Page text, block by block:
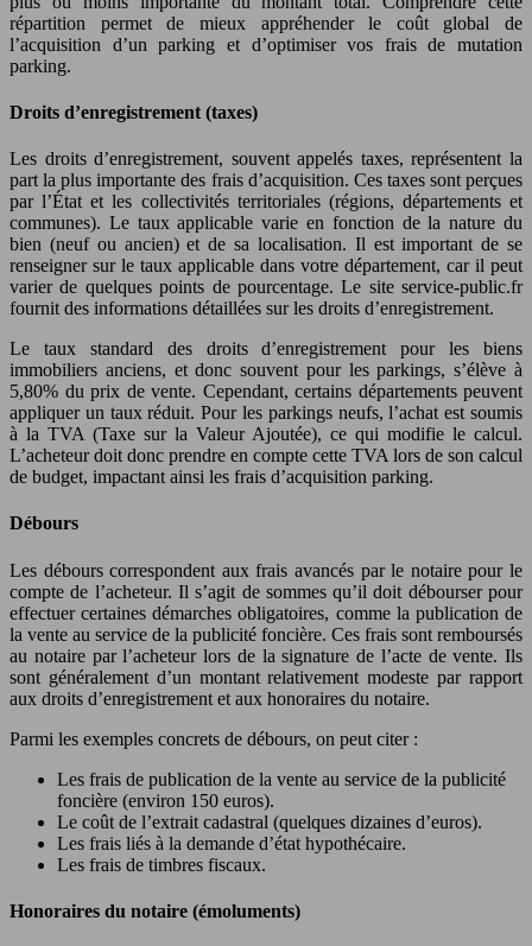
répartition permet de mieux appréhender le coût global de
l’acquisition d’un parking et d’optimiser vos frais de mutation
parking.
Droits d’enregistrement (taxes)
Les droits d’enregistrement, souvent appelés taxes, représentent la
part la plus importante des frais d’acquisition. Ces taxes sont perçues
par l’État et les collectivités territoriales (régions, départements et
communes). Le taux applicable varie en fonction de la nature du
bien (neuf ou ancien) et de sa localisation. Il est important de se
renseigner sur le taux applicable dans votre département, car il peut
varier de quelques points de pourcentage. Le site service-public.fr
fournit des informations détaillées sur les droits d’enregistrement.
Le taux standard des droits d’enregistrement pour les biens
immobiliers anciens, et donc souvent pour les parkings, s’élève à
5,80% du prix de vente. Cependant, certains départements peuvent
appliquer un taux réduit. Pour les parkings neufs, l’achat est soumis
à la TVA (Taxe sur la Valeur Ajoutée), ce qui modifie le calcul.
L’acheteur doit donc prendre en compte cette TVA lors de son calcul
de budget, impactant ainsi les frais d’acquisition parking.
Débours
Les débours correspondent aux frais avancés par le notaire pour le
compte de l’acheteur. Il s’agit de sommes qu’il doit débourser pour
effectuer certaines démarches obligatoires, comme la publication de
la vente au service de la publicité foncière. Ces frais sont remboursés
au notaire par l’acheteur lors de la signature de l’acte de vente. Ils
sont généralement d’un montant relativement modeste par rapport
aux droits d’enregistrement et aux honoraires du notaire.
Parmi les exemples concrets de débours, on peut citer :
Les frais de publication de la vente au service de la publicité
foncière (environ 150 euros).
Le coût de l’extrait cadastral (quelques dizaines d’euros).
Les frais liés à la demande d’état hypothécaire.
Les frais de timbres fiscaux.
Honoraires du notaire (émoluments)